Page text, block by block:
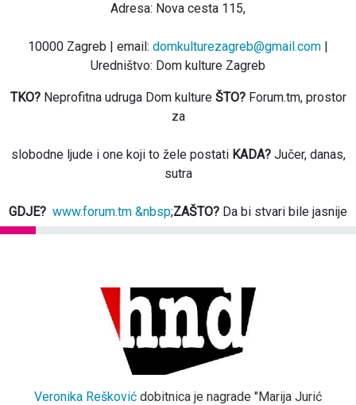
Adresa: Nova cesta 115,
10000 Zagreb | email: domkulturezagreb@gmail.com |
Uredništvo: Dom kulture Zagreb
TKO?Neprofitna udruga Dom kulture ŠTO?Forum.tm, prostor
za
slobodne ljude i one koji to žele postati KADA?Jučer, danas,
sutra
GDJE? www.forum.tm &nbsp;ZAŠTO? Da bi stvari bile jasnije
Veronika Rešković dobitnica je nagrade "Marija Jurić